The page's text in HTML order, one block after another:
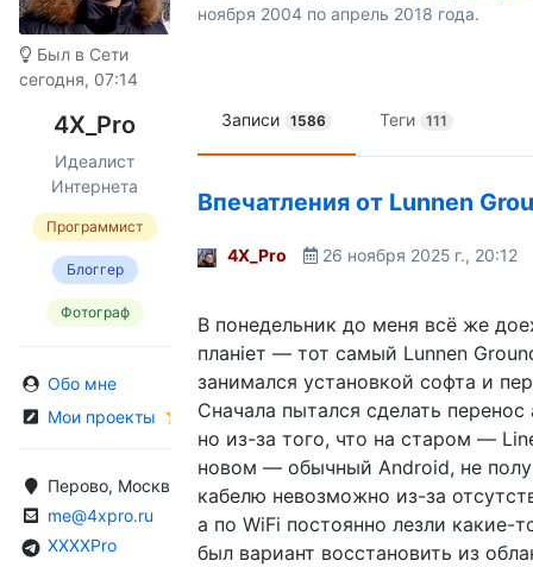
Был в Сети
сегодня, 07:14
4X_Pro
Идеалист
Интернета
Программист
Блоггер
Фотограф
Обо мне
Мои проекты
Перово, Москва, Россия
me@4xpro.ru
XXXXPro
ноября 2004 по апрель 2018 года.
Записи 1586 Теги 111
Впечатления от Lunnen
4X_Pro 26 ноября 2025 г., 20:12
В понедельник до меня всё же
планiет — тот самый Lunnen
занимался установкой софта и
Сначала пытался сделать перенос
но из-за того, что на старом —
новом — обычный Android, не
кабелю невозможно из-за
а по WiFi постоянно лезли какие-
был вариант восстановить из